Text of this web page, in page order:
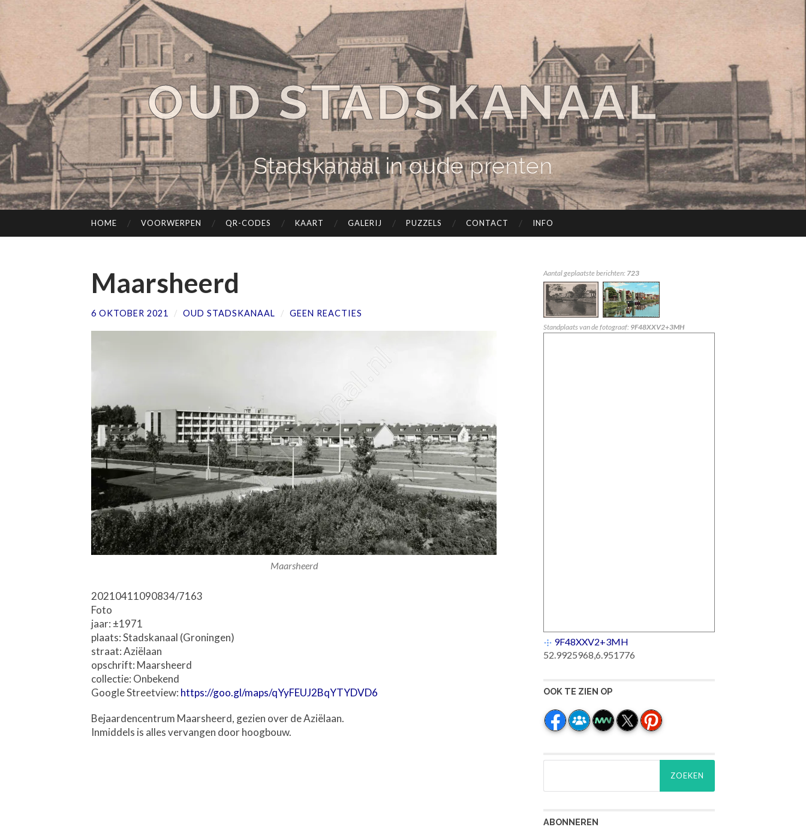
OUD STADSKANAAL
Stadskanaal in oude prenten
HOME VOORWERPEN QR-CODES KAART GALERIJ PUZZELS CONTACT INFO
Maarsheerd
6 OKTOBER 2021 / OUD STADSKANAAL / GEEN REACTIES
Maarsheerd
20210411090834/7163
Foto
jaar: ±1971
plaats: Stadskanaal (Groningen)
straat: Aziëlaan
opschrift: Maarsheerd
collectie: Onbekend
Google Streetview: https://goo.gl/maps/qYyFEUJ2BqYTYDVD6
Bejaardencentrum Maarsheerd, gezien over de Aziëlaan.
Inmiddels is alles vervangen door hoogbouw.
Aantal geplaatste berichten: 723
Standplaats van de fotograaf: 9F48XXV2+3MH
9F48XXV2+3MH
52.9925968,6.951776
OOK TE ZIEN OP
ABONNEREN